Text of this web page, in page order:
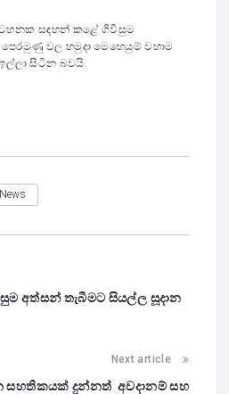
සඳහන් කළේ ගිවිසුම
වල හමුදා මෙහෙයුම් වහාම
සිටින බවයි.
අත්සන් තැබීමට සියල්ල සූදාන
Next article
සහතිකයක් දුන්නත් අවදානම් සහ